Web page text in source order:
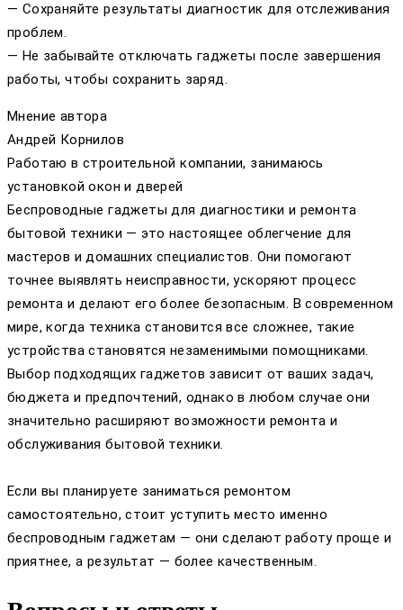
— Сохраняйте результаты диагностик для отслеживания
проблем.
— Не забывайте отключать гаджеты после завершения
работы, чтобы сохранить заряд.
Мнение автора
Андрей Корнилов
Работаю в строительной компании, занимаюсь
установкой окон и дверей
Беспроводные гаджеты для диагностики и ремонта
бытовой техники — это настоящее облегчение для
мастеров и домашних специалистов. Они помогают
точнее выявлять неисправности, ускоряют процесс
ремонта и делают его более безопасным. В современном
мире, когда техника становится все сложнее, такие
устройства становятся незаменимыми помощниками.
Выбор подходящих гаджетов зависит от ваших задач,
бюджета и предпочтений, однако в любом случае они
значительно расширяют возможности ремонта и
обслуживания бытовой техники.
Если вы планируете заниматься ремонтом
самостоятельно, стоит уступить место именно
беспроводным гаджетам — они сделают работу проще и
приятнее, а результат — более качественным.